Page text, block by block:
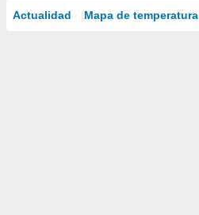
Actualidad Mapa de temperatura